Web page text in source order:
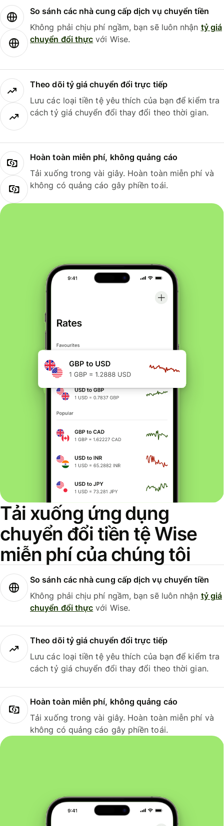
So sánh các nhà cung cấp dịch vụ chuyển tiền
Không phải chịu phí ngầm, bạn sẽ luôn nhận tỷ giá
chuyển đổi thực với Wise.
Theo dõi tỷ giá chuyển đổi trực tiếp
Lưu các loại tiền tệ yêu thích của bạn để kiểm tra
cách tỷ giá chuyển đổi thay đổi theo thời gian.
Hoàn toàn miễn phí, không quảng cáo
Tải xuống trong vài giây. Hoàn toàn miễn phí và
không có quảng cáo gây phiền toái.
Tải xuống ứng dụng
chuyển đổi tiền tệ Wise
miễn phí của chúng tôi
So sánh các nhà cung cấp dịch vụ chuyển tiền
Không phải chịu phí ngầm, bạn sẽ luôn nhận tỷ giá
chuyển đổi thực với Wise.
Theo dõi tỷ giá chuyển đổi trực tiếp
Lưu các loại tiền tệ yêu thích của bạn để kiểm tra
cách tỷ giá chuyển đổi thay đổi theo thời gian.
Hoàn toàn miễn phí, không quảng cáo
Tải xuống trong vài giây. Hoàn toàn miễn phí và
không có quảng cáo gây phiền toái.